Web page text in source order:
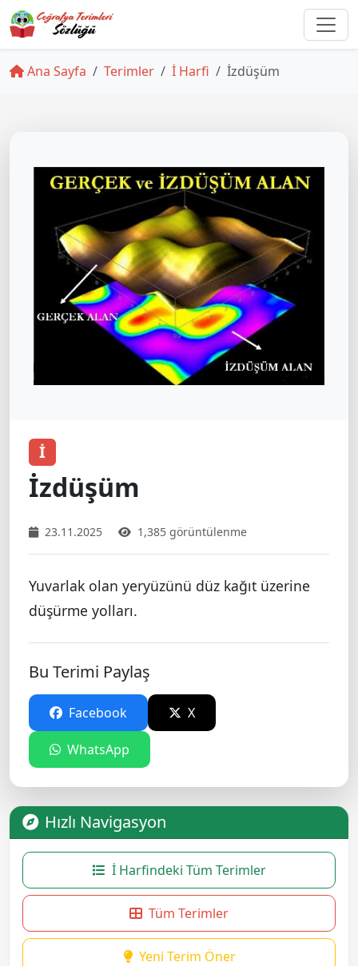
Ana Sayfa Terimler İ Harfi İzdüşüm
İ
İzdüşüm
23.11.2025 1,385 görüntülenme
Yuvarlak olan yeryüzünü düz kağıt üzerine
düşürme yolları.
Bu Terimi Paylaş
Facebook X
WhatsApp
Hızlı Navigasyon
İ Harfindeki Tüm Terimler
Tüm Terimler
Yeni Terim Öner